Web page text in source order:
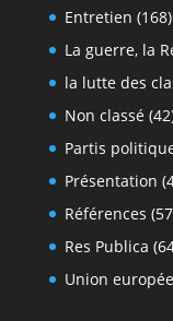
Entretien (168)
La guerre, la
la lutte des
Non classé
Partis
Présentation
Références
Res Publica
Union